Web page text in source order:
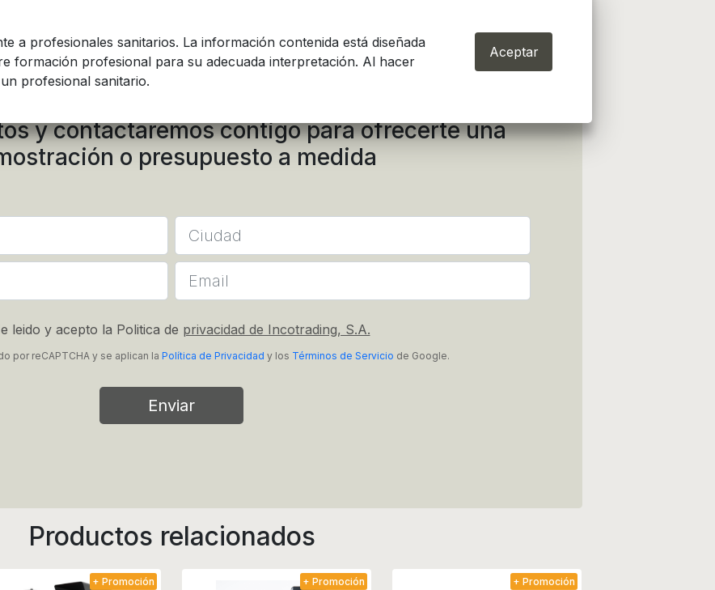
y contactaremos contigo para ofrecerte una
o presupuesto a medida
leido y acepto la Politica de privacidad de Incotrading, S.A.
por reCAPTCHA y se aplican la Política de Privacidad y los Términos de Servicio de Google.
Enviar
Productos relacionados
+ Promoción + Promoción + Promoción
a profesionales sanitarios. La información contenida está diseñada
formación profesional para su adecuada interpretación. Al hacer
profesional sanitario.
Aceptar